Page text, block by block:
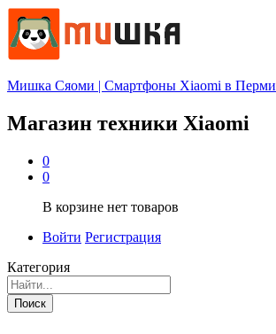
Мишка Сяоми | Смартфоны Xiaomi в Перми
Магазин техники Xiaomi
0
0
В корзине нет товаров
Войти Регистрация
Категория
Поиск